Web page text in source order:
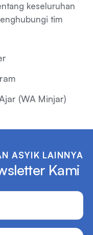
keseluruhan
tim
(WA Minjar)
ASYIK LAINNYA
Kami